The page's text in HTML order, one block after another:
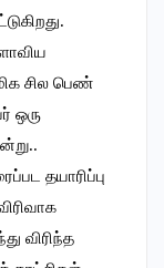
சில பெண்
ஒரு
தயாரிப்பு
விரிந்த